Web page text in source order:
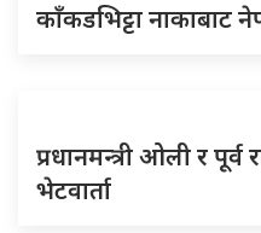
काँकडभिट्टा नाकाबाट
प्रधानमन्त्री ओली र पूर्व
भेटवार्ता